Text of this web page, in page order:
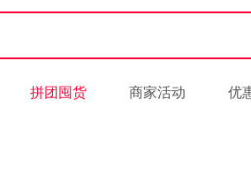
拼团囤货 商家活动 优